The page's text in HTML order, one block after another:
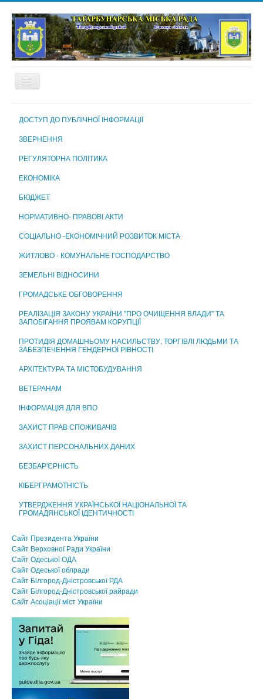
КОМУНАЛЬНІ ПІДПРИЄМСТВА, УСТАНОВИ ТА ЗАКЛАДИ
МІСЬКА ВИБОРЧА КОМІСІЯ
ЦЕНТР НАДАННЯ АДМІНІСТРАТИВНИХ ПОСЛУГ
ДОСТУП ДО ПУБЛІЧНОЇ ІНФОРМАЦІЇ
ЗВЕРНЕННЯ
РЕГУЛЯТОРНА ПОЛІТИКА
ЕКОНОМІКА
БЮДЖЕТ
НОРМАТИВНО- ПРАВОВІ АКТИ
СОЦІАЛЬНО -ЕКОНОМІЧНИЙ РОЗВИТОК МІСТА
ЖИТЛОВО - КОМУНАЛЬНЕ ГОСПОДАРСТВО
ЗЕМЕЛЬНІ ВІДНОСИНИ
ГРОМАДСЬКЕ ОБГОВОРЕННЯ
РЕАЛІЗАЦІЯ ЗАКОНУ УКРАЇНИ "ПРО ОЧИЩЕННЯ ВЛАДИ" ТА
ЗАПОБІГАННЯ ПРОЯВАМ КОРУПЦІЇ
ПРОТИДІЯ ДОМАШНЬОМУ НАСИЛЬСТВУ, ТОРГІВЛІ ЛЮДЬМИ ТА
ЗАБЕЗПЕЧЕННЯ ГЕНДЕРНОЇ РІВНОСТІ
АРХІТЕКТУРА ТА МІСТОБУДУВАННЯ
ВЕТЕРАНАМ
ІНФОРМАЦІЯ ДЛЯ ВПО
ЗАХИСТ ПРАВ СПОЖИВАЧІВ
ЗАХИСТ ПЕРСОНАЛЬНИХ ДАНИХ
БЕЗБАР'ЄРНІСТЬ
КІБЕРГРАМОТНІСТЬ
УТВЕРДЖЕННЯ УКРАЇНСЬКОЇ НАЦІОНАЛЬНОЇ ТА
ГРОМАДЯНСЬКОЇ ІДЕНТИЧНОСТІ
Сайт Президента України
Сайт Верховної Ради України
Сайт Одеської ОДА
Сайт Одеської облради
Сайт Білгород-Дністровської РДА
Сайт Білгород-Дністровської райради
Сайт Асоцiацiї мiст України